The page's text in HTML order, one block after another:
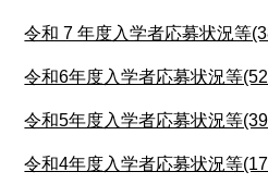
令和 7 年度入学者応募状況等
令和6年度入学者応募状況等
令和5年度入学者応募状況等
令和4年度入学者応募状況等